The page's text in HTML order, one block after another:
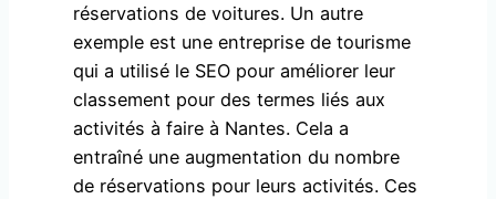
réservations de voitures. Un autre
exemple est une entreprise de tourisme
qui a utilisé le SEO pour améliorer leur
classement pour des termes liés aux
activités à faire à Nantes. Cela a
entraîné une augmentation du nombre
de réservations pour leurs activités. Ces